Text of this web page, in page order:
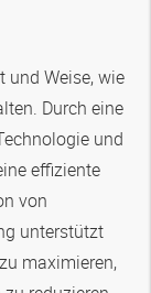
und Weise, wie
Durch eine
und
effiziente
von
unterstützt
maximieren,